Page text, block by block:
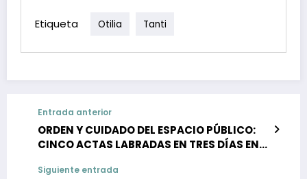
Etiqueta Otilia Tanti
Entrada anterior
ORDEN Y CUIDADO DEL ESPACIO PÚBLICO:
CINCO ACTAS LABRADAS EN TRES DÍAS EN
Siguiente entrada